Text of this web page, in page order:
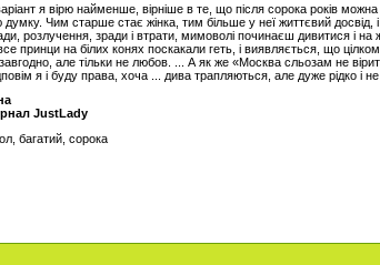
я вірю найменше, вірніше в те, що після сорока років
Чим старше стає жінка, тим більше у неї життєвий
розлучення, зради і втрати, мимоволі починаєш дивитися і на
принци на білих конях поскакали геть, і виявляється, що
але тільки не любов. ... А як же «Москва сльозам не
я і буду права, хоча ... дива трапляються, але дуже рідко і не
JustLady
багатий, сорока